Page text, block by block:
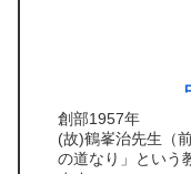
創部1957年
(故)鶴峯治先生（
の道なり」という